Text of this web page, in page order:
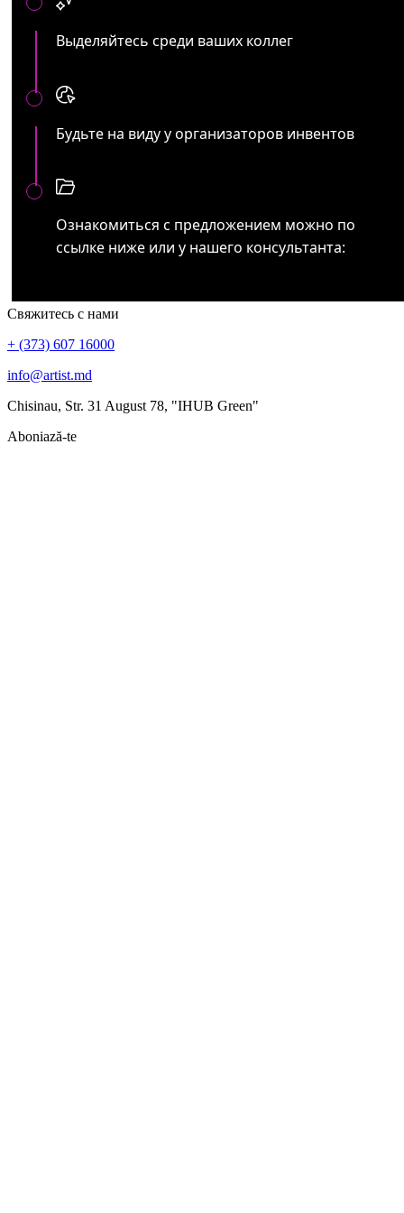
Выделяйтесь среди ваших коллег
Будьте на виду у организаторов инвентов
Ознакомиться с предложением можно по
ссылке ниже или у нашего консультанта:
Свяжитесь с нами
+ (373) 607 16000
info@artist.md
Chisinau, Str. 31 August 78, "IHUB Green"
Aboniază-te